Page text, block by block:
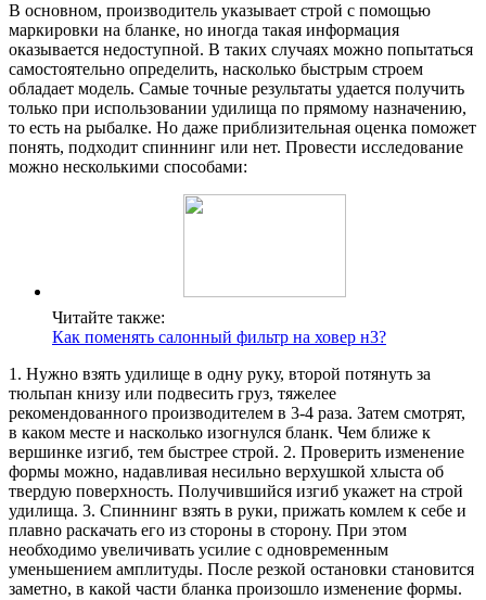
В основном, производитель указывает строй с помощью
маркировки на бланке, но иногда такая информация
оказывается недоступной. В таких случаях можно попытаться
самостоятельно определить, насколько быстрым строем
обладает модель. Самые точные результаты удается получить
только при использовании удилища по прямому назначению,
то есть на рыбалке. Но даже приблизительная оценка поможет
понять, подходит спиннинг или нет. Провести исследование
можно несколькими способами:
Читайте также:
Как поменять салонный фильтр на ховер н3?
1. Нужно взять удилище в одну руку, второй потянуть за
тюльпан книзу или подвесить груз, тяжелее
рекомендованного производителем в 3-4 раза. Затем смотрят,
в каком месте и насколько изогнулся бланк. Чем ближе к
вершинке изгиб, тем быстрее строй. 2. Проверить изменение
формы можно, надавливая несильно верхушкой хлыста об
твердую поверхность. Получившийся изгиб укажет на строй
удилища. 3. Спиннинг взять в руки, прижать комлем к себе и
плавно раскачать его из стороны в сторону. При этом
необходимо увеличивать усилие с одновременным
уменьшением амплитуды. После резкой остановки становится
заметно, в какой части бланка произошло изменение формы.